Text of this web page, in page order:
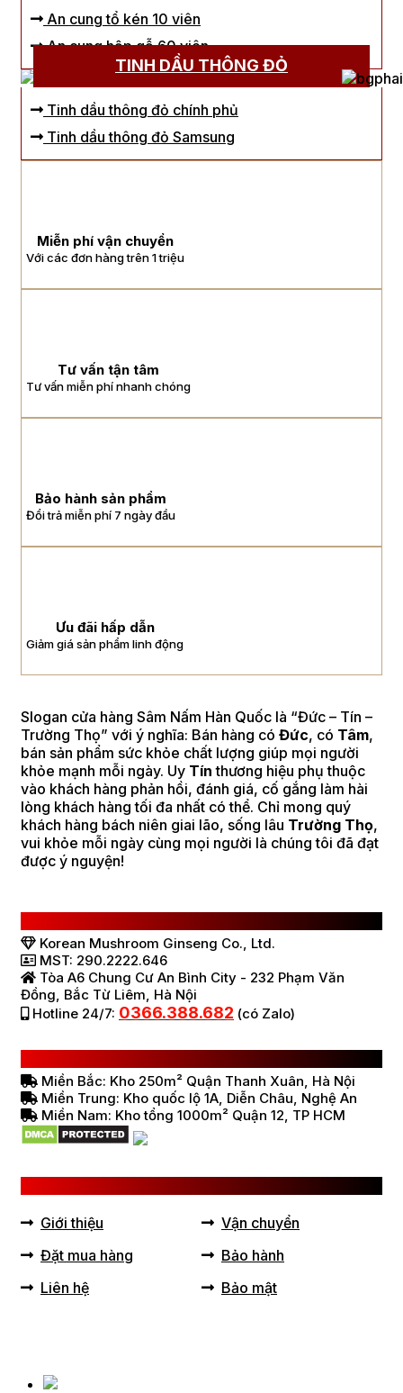
An cung tổ kén 10 viên
An cung hộp gỗ 60 viên
TINH DẦU THÔNG ĐỎ
Tinh dầu thông đỏ chính phủ
Tinh dầu thông đỏ Samsung
Miễn phí vận chuyển
Với các đơn hàng trên 1 triệu
Tư vấn tận tâm
Tư vấn miễn phí nhanh chóng
Bảo hành sản phẩm
Đổi trả miễn phí 7 ngày đầu
Ưu đãi hấp dẫn
Giảm giá sản phẩm linh động
Slogan cửa hàng Sâm Nấm Hàn Quốc là “Đức – Tín –
Trường Thọ” với ý nghĩa: Bán hàng có Đức, có Tâm,
bán sản phẩm sức khỏe chất lượng giúp mọi người
khỏe mạnh mỗi ngày. Uy Tín thương hiệu phụ thuộc
vào khách hàng phản hồi, đánh giá, cố gắng làm hài
lòng khách hàng tối đa nhất có thể. Chỉ mong quý
khách hàng bách niên giai lão, sống lâu Trường Thọ,
vui khỏe mỗi ngày cùng mọi người là chúng tôi đã đạt
được ý nguyện!
Korean Mushroom Ginseng Co., Ltd.
MST: 290.2222.646
Tòa A6 Chung Cư An Bình City - 232 Phạm Văn
Đồng, Bắc Từ Liêm, Hà Nội
Hotline 24/7: 0366.388.682 (có Zalo)
Miền Bắc: Kho 250m² Quận Thanh Xuân, Hà Nội
Miền Trung: Kho quốc lộ 1A, Diễn Châu, Nghệ An
Miền Nam: Kho tổng 1000m² Quận 12, TP HCM
Giới thiệu
Đặt mua hàng
Liên hệ
Vận chuyển
Bảo hành
Bảo mật